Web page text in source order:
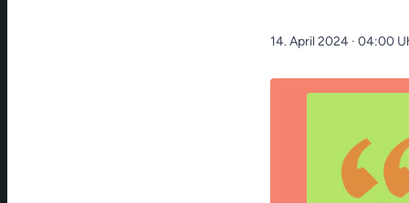
14. April 2024 · 04:00